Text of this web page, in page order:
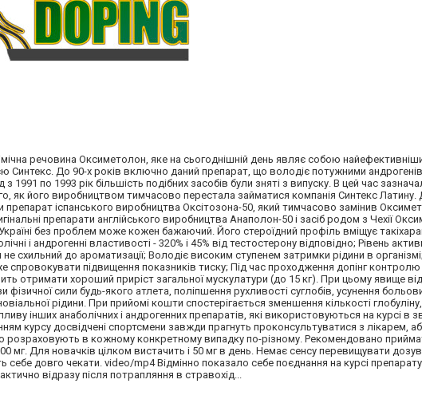
речовина Оксиметолон, яке на сьогоднішній день являє собою
Синтекс. До 90-х років включно даний препарат, що володіє потужними
з 1991 по 1993 рік більшість подібних засобів були зняті з випуску. В цей час
як його виробництвом тимчасово перестала займатися компанія Синтекс Латину.
іспанського виробництва Оксітозона-50, який тимчасово замінив
препарати англійського виробництва Анаполон-50 і засіб родом з Чехії
без проблем може кожен бажаючий. Його стероїдний профіль вміщує
і андрогенні властивості - 320% і 45% від тестостерону відповідно; Рівень
схильний до ароматизації; Володіє високим ступенем затримки рідини в
спровокувати підвищення показників тиску; Під час проходження допінг контролю
отримати хороший приріст загальної мускулатури (до 15 кг). При цьому явище
сили будь-якого атлета, поліпшення рухливості суглобів, усунення
рідини. При прийомі кошти спостерігається зменшення кількості
інших анаболічних і андрогенних препаратів, які використовуються на курсі в
курсу досвідчені спортсмени завжди прагнуть проконсультуватися з лікарем,
розраховують в кожному конкретному випадку по-різному. Рекомендовано
Для новачків цілком вистачить і 50 мг в день. Немає сенсу перевищувати
себе довго чекати. video/mp4 Відмінно показало себе поєднання на курсі
відразу після потрапляння в стравохід...